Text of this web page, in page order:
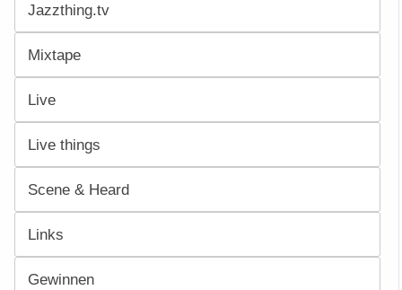
Jazzthing.tv
Mixtape
Live
Live things
Scene & Heard
Links
Gewinnen